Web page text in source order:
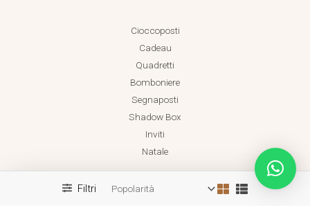
Filtri
Cioccoposti
Cadeau
Quadretti
Bomboniere
Segnaposti
Shadow Box
Inviti
Natale
Realizzato da Dadaland